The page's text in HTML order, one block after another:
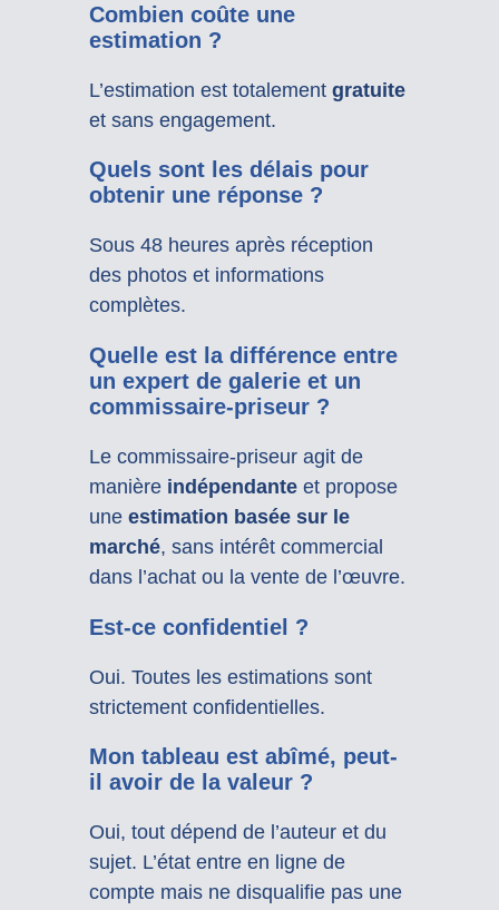
Combien coûte une
estimation ?
L’estimation est totalement gratuite
et sans engagement.
Quels sont les délais pour
obtenir une réponse ?
Sous 48 heures après réception
des photos et informations
complètes.
Quelle est la différence entre
un expert de galerie et un
commissaire-priseur ?
Le commissaire-priseur agit de
manière indépendanteet propose
une estimation basée sur le
marché, sans intérêt commercial
dans l’achat ou la vente de l’œuvre.
Est-ce confidentiel ?
Oui. Toutes les estimations sont
strictement confidentielles.
Mon tableau est abîmé, peut-
il avoir de la valeur ?
Oui, tout dépend de l’auteur et du
sujet. L’état entre en ligne de
compte mais ne disqualifie pas une